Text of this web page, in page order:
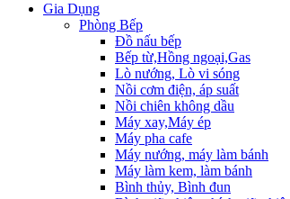
Gia Dụng
Phòng Bếp
Đồ nấu bếp
Bếp từ,Hồng ngoại,Gas
Lò nướng, Lò vi sóng
Nồi cơm điện, áp suất
Nồi chiên không dầu
Máy xay,Máy ép
Máy pha cafe
Máy nướng, máy làm bánh
Máy làm kem, làm bánh
Bình thủy, Bình đun